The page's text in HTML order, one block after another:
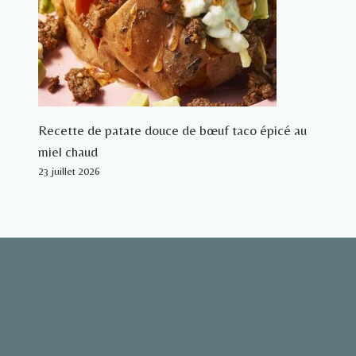
Recette de patate douce de bœuf taco épicé au
miel chaud
23 juillet 2026